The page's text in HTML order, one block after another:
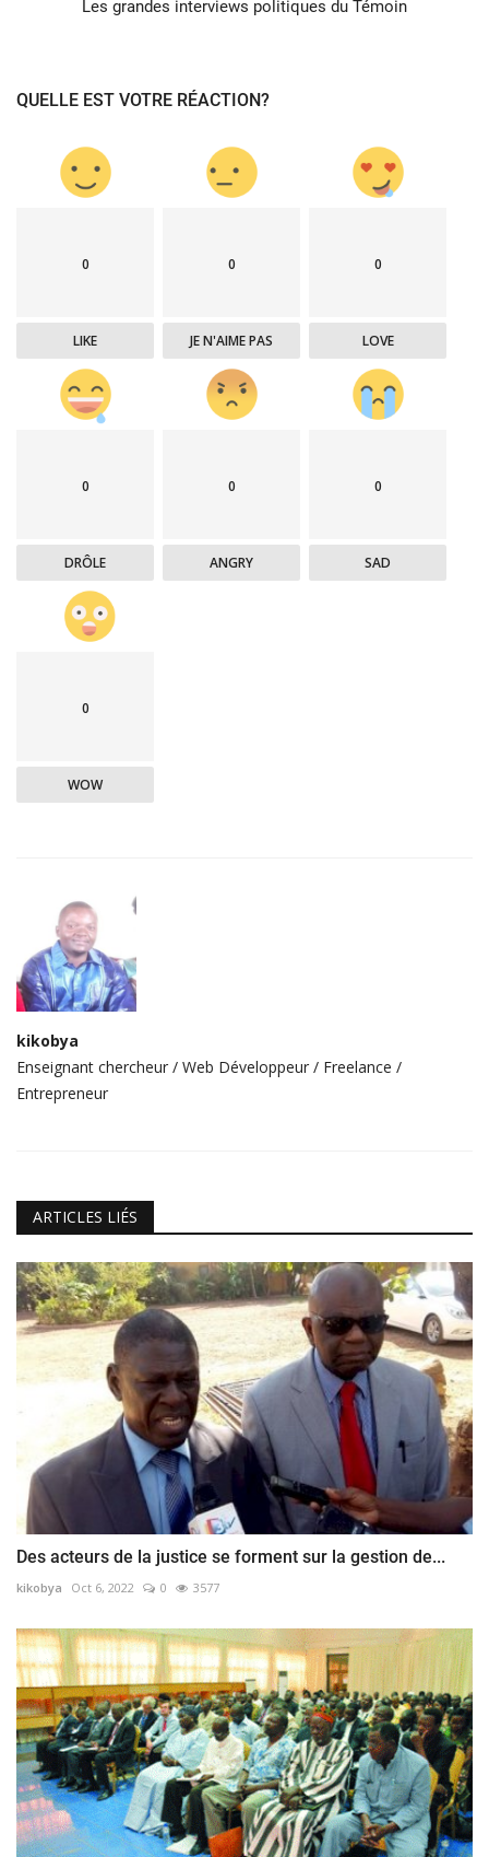
Les grandes interviews politiques du Témoin
QUELLE EST VOTRE RÉACTION?
0
LIKE
0
JE N'AIME PAS
0
LOVE
0
DRÔLE
0
ANGRY
0
SAD
0
WOW
kikobya
Enseignant chercheur / Web Développeur / Freelance /
Entrepreneur
ARTICLES LIÉS
Des acteurs de la justice se forment sur la gestion de...
kikobya Oct 6, 2022 0 3577